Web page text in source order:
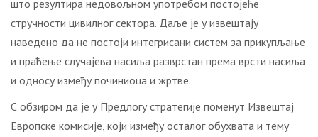
што резултира недовољном употребом постојеће
стручности цивилног сектора. Даље је у извештају
наведено да не постоји интегрисани систем за прикупљање
и праћење случајева насиља разврстан према врсти насиља
и односу између починиоца и жртве.
С обзиром да је у Предлогу стратегије поменут Извештај
Европске комисије, који између осталог обухвата и тему